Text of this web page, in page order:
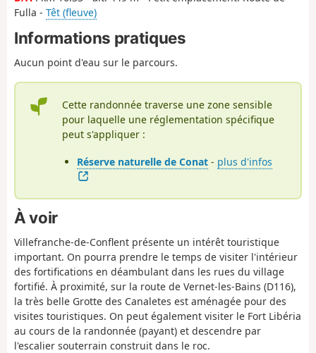
Fulla - Têt (fleuve)
Informations pratiques
Aucun point d'eau sur le parcours.
Cette randonnée traverse une zone sensible
pour laquelle une réglementation spécifique
peut s'appliquer :
Réserve naturelle de Conat - plus d'infos
À voir
Villefranche-de-Conflent présente un intérêt touristique
important. On pourra prendre le temps de visiter l'intérieur
des fortifications en déambulant dans les rues du village
fortifié. À proximité, sur la route de Vernet-les-Bains (D116),
la très belle Grotte des Canaletes est aménagée pour des
visites touristiques. On peut également visiter le Fort Libéria
au cours de la randonnée (payant) et descendre par
l'escalier souterrain construit dans le roc.